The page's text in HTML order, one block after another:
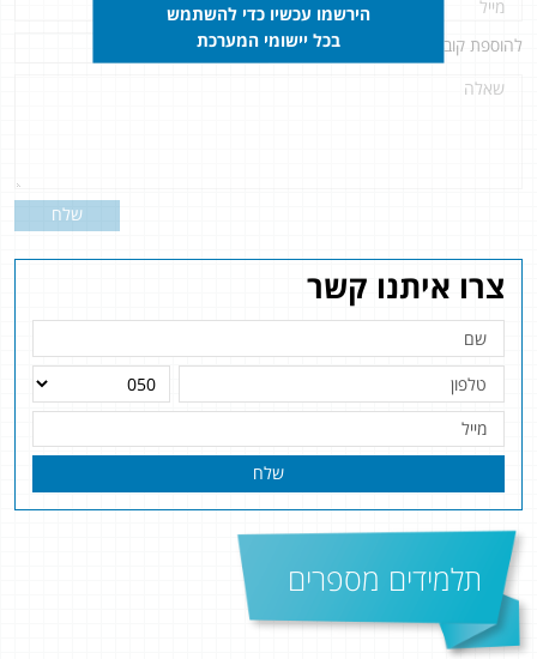
צרו איתנו קשר
שלח
תלמידים מספרים
להוספת קובץ
שלח
הירשמו עכשיו כדי להשתמש
בכל יישומי המערכת